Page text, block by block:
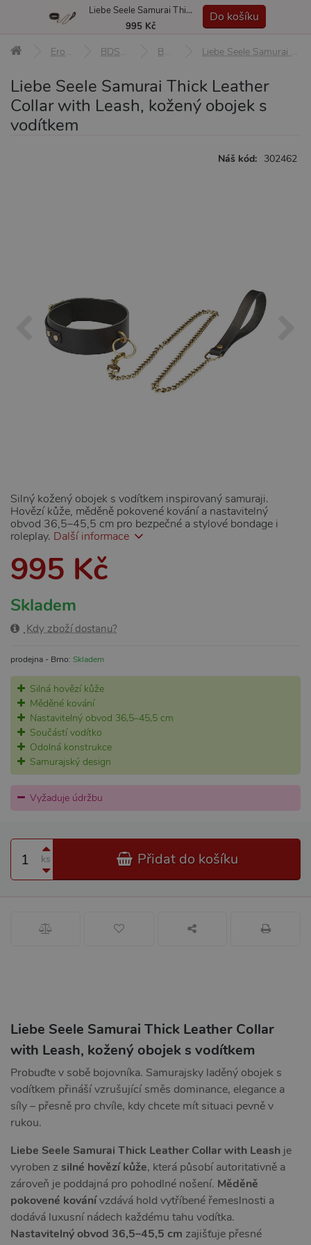
MENU
Erotické pomůcky BDSM pomůcky a sady BDSM obojky Liebe Seele Samurai Thick Leather Collar with Leash, kožený obojek s vodítkem
Liebe Seele Samurai Thick Leather
Collar with Leash, kožený obojek s
vodítkem
Náš kód: 302462
Silný kožený obojek s vodítkem inspirovaný samuraji.
Hovězí kůže, měděně pokovené kování a nastavitelný
obvod 36,5–45,5 cm pro bezpečné a stylové bondage i
roleplay. Další informace
995 Kč
Skladem
Kdy zboží dostanu?
prodejna - Brno: Skladem
Silná hovězí kůže
Měděné kování
Nastavitelný obvod 36,5–45,5 cm
Součástí vodítko
Odolná konstrukce
Samurajský design
Vyžaduje údržbu
ks Přidat do košíku
Liebe Seele Samurai Thick Leather Collar with Leash, kožený obojek s vodítkem
995 Kč
Do košíku
Liebe Seele Samurai Thick Leather Collar
with Leash, kožený obojek s vodítkem
Probuďte v sobě bojovníka. Samurajsky laděný obojek s
vodítkem přináší vzrušující směs dominance, elegance a
síly – přesně pro chvíle, kdy chcete mít situaci pevně v
rukou.
Liebe Seele Samurai Thick Leather Collar with Leash je
vyroben zsilné hovězí kůže, která působí autoritativně a
zároveň je poddajná pro pohodlné nošení. Měděně
pokovené kovánívzdává hold vytříbené řemeslnosti a
dodává luxusní nádech každému tahu vodítka.
Nastavitelný obvod 36,5–45,5 cm zajišťuje přesné